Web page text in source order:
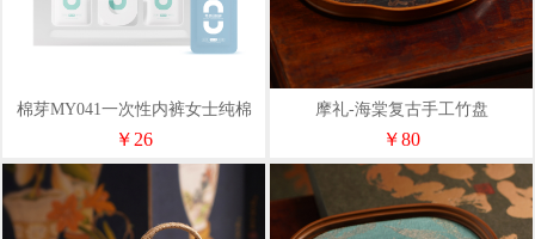
棉芽MY041一次性内裤女士纯棉
无菌旅行月子产孕妇全棉免洗
￥26
摩礼-海棠复古手工竹盘
￥80